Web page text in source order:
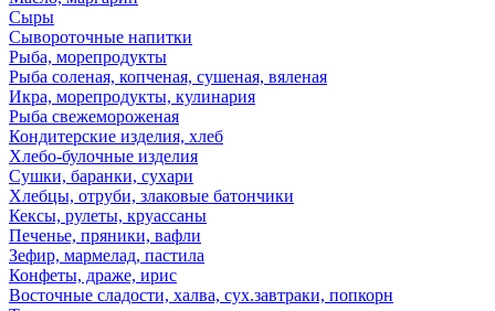
Сыры
Сывороточные напитки
Рыба, морепродукты
Рыба соленая, копченая, сушеная, вяленая
Икра, морепродукты, кулинария
Рыба свежемороженая
Кондитерские изделия, хлеб
Хлебо-булочные изделия
Сушки, баранки, сухари
Хлебцы, отруби, злаковые батончики
Кексы, рулеты, круассаны
Печенье, пряники, вафли
Зефир, мармелад, пастила
Конфеты, драже, ирис
Восточные сладости, халва, сух.завтраки, попкорн